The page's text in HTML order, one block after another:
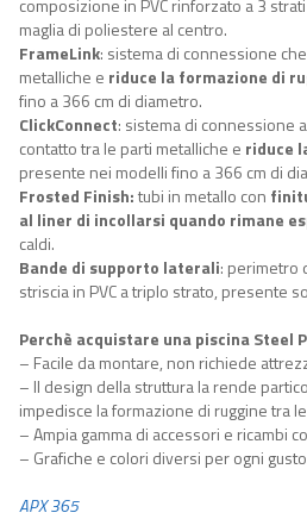
maglia di poliestere al centro.
FrameLink: sistema di connessione
metalliche e riduce la formazione di
fino a 366 cm di diametro.
ClickConnect: sistema di connessione
contatto tra le parti metalliche e riduce
presente nei modelli fino a 366 cm di
Frosted Finish:tubi in metallo con
al liner di incollarsi quando rimane
caldi.
Bande di supporto laterali: perimetro
striscia in PVC a triplo strato, presente
Perchè acquistare una piscina Steel
– Facile da montare, non richiede
– Il design della struttura la rende
impedisce la formazione di ruggine tra
– Ampia gamma di accessori e ricambi
– Grafiche e colori diversi per ogni
APX 365